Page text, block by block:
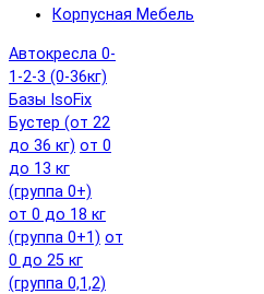
Корпусная Мебель
Автокресла 0-
1-2-3 (0-36кг)
Базы IsoFix
Бустер (от 22
до 36 кг) от 0
до 13 кг
(группа 0+)
от 0 до 18 кг
(группа 0+1) от
0 до 25 кг
(группа 0,1,2)